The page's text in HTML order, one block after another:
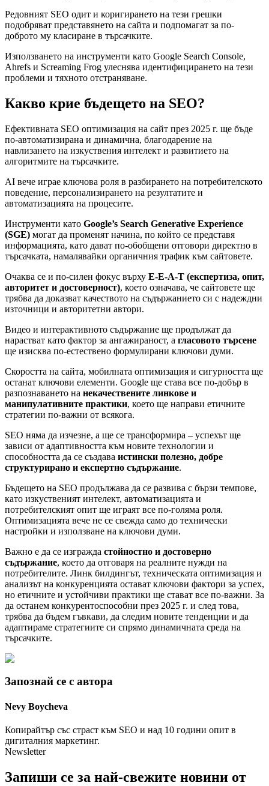
Редовният SEO одит и коригирането на тези грешки
подобряват представянето на сайта и подпомагат за по-
доброто му класиране в търсачките.
Използването на инструменти като Google Search Console,
Ahrefs и Screaming Frog улеснява идентифицирането на тези
проблеми и тяхното отстраняване.
Какво крие бъдещето на SEO?
Ефективната SEO оптимизация на сайт през 2025 г. ще бъде
по-автоматизирана и динамична, благодарение на
навлизането на изкуствения интелект и развитието на
алгоритмите на търсачките.
AI вече играе ключова роля в разбирането на потребителското
поведение, персонализирането на резултатите и
автоматизацията на процесите.
Инструменти като Google’s Search Generative Experience
(SGE) могат да променят начина, по който се представя
информацията, като дават по-обобщени отговори директно в
търсачката, намалявайки органичния трафик към сайтовете.
Очаква се и по-силен фокус върху E-E-A-T (експертиза, опит,
авторитет и достоверност), което означава, че сайтовете ще
трябва да доказват качеството на съдържанието си с надеждни
източници и авторитетни автори.
Видео и интерактивното съдържание ще продължат да
нарастват като фактор за ангажираност, а гласовото търсене
ще изисква по-естествено формулирани ключови думи.
Скоростта на сайта, мобилната оптимизация и сигурността ще
останат ключови елементи. Google ще става все по-добър в
разпознаването на некачествените линкове и
манипулативните практики, което ще направи етичните
стратегии по-важни от всякога.
SEO няма да изчезне, а ще се трансформира – успехът ще
зависи от адаптивността към новите технологии и
способността да се създава истински полезно, добре
структурирано и експертно съдържание.
Бъдещето на SEO продължава да се развива с бързи темпове,
като изкуственият интелект, автоматизацията и
потребителският опит ще играят все по-голяма роля.
Оптимизацията вече не се свежда само до технически
настройки и използване на ключови думи.
Важно е да се изгражда стойностно и достоверно
съдържание, което да отговаря на реалните нужди на
потребителите. Линк билдингът, техническата оптимизация и
анализът на конкуренцията остават ключови фактори за успех,
но етичните и устойчиви практики ще стават все по-важни. За
да останем конкурентоспособни през 2025 г. и след това,
трябва да бъдем гъвкави, да следим новите тенденции и да
адаптираме стратегиите си спрямо динамичната среда на
търсачките.
Запознай се с автора
Nevy Boycheva
Копирайтър със страст към SEO и над 10 години опит в
дигиталния маркетинг.
Newsletter
Запиши се за най-свежите новини от